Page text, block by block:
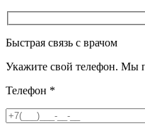
Быстрая связь с врачом
Укажите свой телефон. Мы
Телефон *